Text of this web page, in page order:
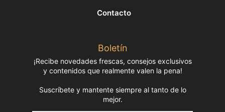
Contacto
Boletín
¡Recibe novedades frescas, consejos exclusivos
y contenidos que realmente valen la pena!
Suscríbete y mantente siempre al tanto de lo
mejor.